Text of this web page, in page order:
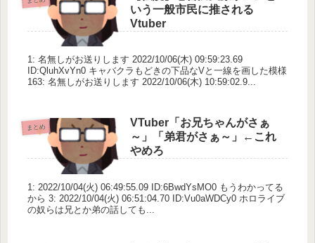
いう一般市民に推される
Vtuber
1: 名無しがお送りします 2022/10/06(木) 09:59:23.69
ID:QluhXvYn0 キャバクラもどきの下品なVと一線を画した模様
163: 名無しがお送りします 2022/10/06(木) 10:59:02.9...
まとめ
VTuber「お兄ちゃんがさぁ
～」「弟君がさぁ～」←これ
やめろ
1: 2022/10/04(火) 06:49:55.09 ID:6BwdYsMO0 もうわかってる
から 3: 2022/10/04(火) 06:51:04.70 ID:Vu0aWDCy0 ホロライブ
の奴らは兄とか弟の話しても...